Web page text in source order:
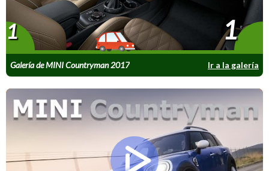
Galería de MINI Countryman 2017 Ir a la galería
1 1